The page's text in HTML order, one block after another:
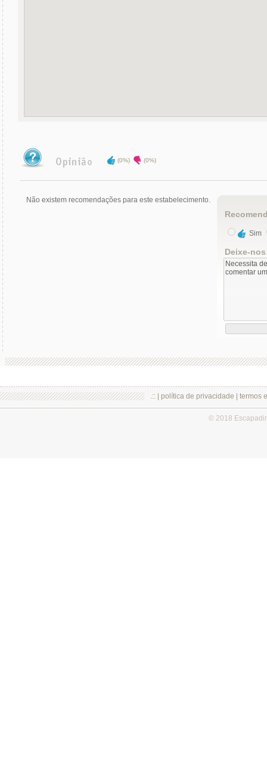
(0%) (0%)
Não existem recomendações para este estabelecimento.
Sim
Deixe-
.:: | política de privacidade termos
© 2018